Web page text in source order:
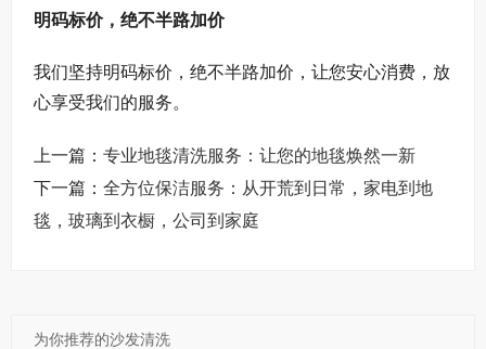
明码标价，绝不半路加价
我们坚持明码标价，绝不半路加价，让您安心消费，放
心享受我们的服务。
上一篇： 专业地毯清洗服务：让您的地毯焕然一新
下一篇： 全方位保洁服务：从开荒到日常，家电到地
毯，玻璃到衣橱，公司到家庭
为你推荐的沙发清洗